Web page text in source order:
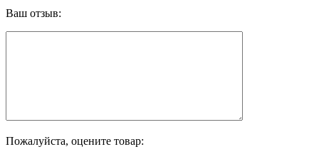
Ваш отзыв:
Пожалуйста, оцените товар: